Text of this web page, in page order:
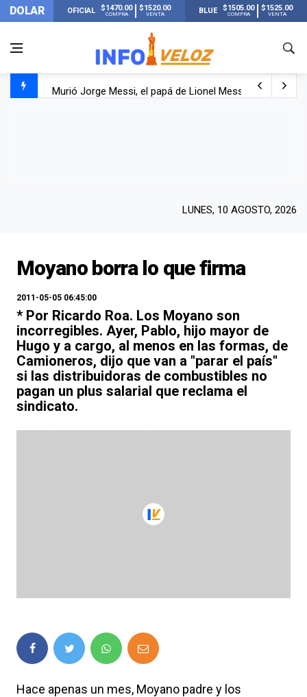
DOLAR OFICIAL $1470.00
COMPRA
$1520.00
VENTA BLUE $1505.00
COMPRA
$1525.00
VENTA
Murió Jorge Messi, el papá de Lionel Messi
LUNES, 10 AGOSTO, 2026
Moyano borra lo que firma
2011-05-05 06:45:00
* Por Ricardo Roa. Los Moyano son
incorregibles. Ayer, Pablo, hijo mayor de
Hugo y a cargo, al menos en las formas, de
Camioneros, dijo que van a "parar el país"
si las distribuidoras de combustibles no
pagan un plus salarial que reclama el
sindicato.
Hace apenas un mes, Moyano padre y los